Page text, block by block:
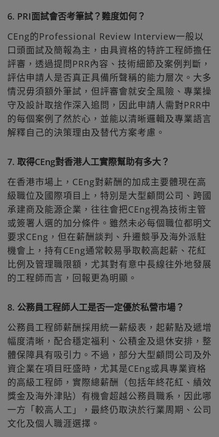
6. PRI面試會否考筆試？難度如何？
CEng的Professional Review Interview一般以
口頭面試及簡報為主，由具資格的特許工程師擔任
評審，透過提問PRR內容、技術細節及案例判斷，
評估申請人是否真正具備所聲稱的能力層次。大多
情況毋須額外筆試，但評審會就安全風險、專業操
守及設計取捨作深入追問，因此申請人需對PRR中
的每個案例了然於心，並能以清晰邏輯及專業語言
解釋自己的決策理由及替代方案考慮。
7. 取得CEng對香港人工實際幫助有多大？
在香港市場上，CEng對薪酬的加成主要體現在高
級職位及國際項目上，特別是大型顧問公司、跨國
承建商及能源企業，往往會把CEng視為技術主管
或簽署人選的加分條件。雖然未必每個職位都明文
要求CEng，但在薪酬談判、升遷競爭及海外派駐
機會上，持有CEng通常較易爭取較高起薪、花紅
比例及管理職限額，尤其對有意中長線往外地發展
的工程師而言，回報更為明顯。
8. 公務員工程師人工是否一定優於私營市場？
公務員工程師薪酬採用統一薪級表，起薪點及遞增
幅度清晰，配合穩定福利、公積金及退休安排，整
體保障具有吸引力。不過，部分大型顧問公司及外
資企業在項目旺盛時，尤其是CEng或具專業資格
的高級工程師，實際總薪酬（包括年終花紅、績效
獎金及海外津貼）有機會超越公務員職系，因此哪
一方「較高人工」，最終仍取決於行業周期、公司
文化及個人職涯選擇。